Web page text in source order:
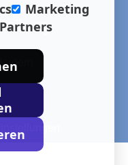
Marketing
Partners